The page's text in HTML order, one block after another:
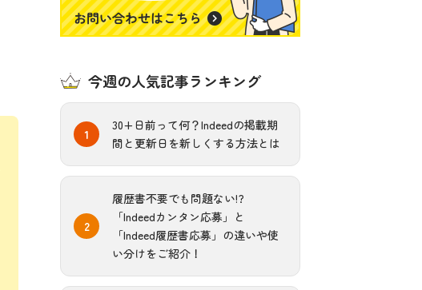
今週の人気記事ランキング
30+日前って何？Indeedの掲載期
間と更新日を新しくする方法とは
履歴書不要でも問題ない!?
「Indeedカンタン応募」と
「Indeed履歴書応募」の違いや使
い分けをご紹介！